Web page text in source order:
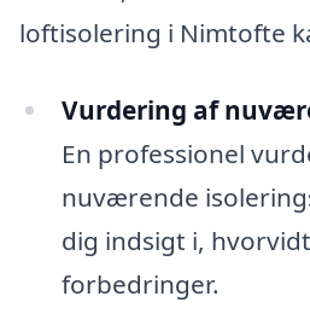
loftisolering i Nimtofte
Vurdering af
En professionel
nuværende
dig indsigt i,
forbedringer.